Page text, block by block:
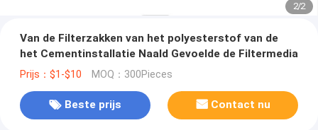
2/2
Van de Filterzakken van het polyesterstof van de
het Cementinstallatie Naald Gevoelde de Filtermedia
Prijs：$1-$10 MOQ：300Pieces
Beste prijs Contact nu